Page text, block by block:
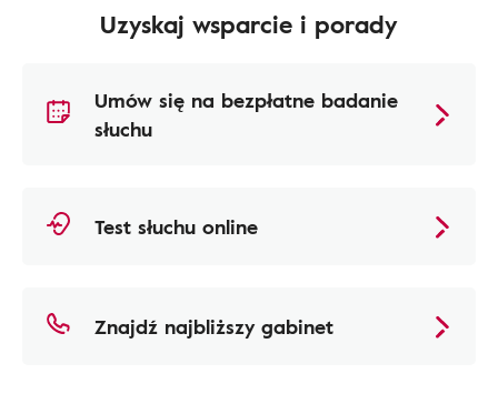
Uzyskaj wsparcie i porady
Umów się na bezpłatne badanie
słuchu
Test słuchu online
Znajdź najbliższy gabinet